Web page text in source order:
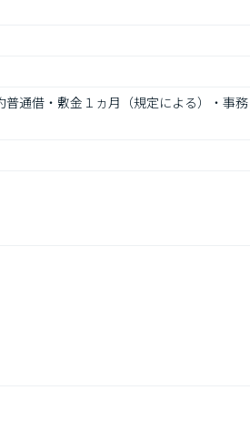
通借・敷金１ヵ月（規定による）・事務